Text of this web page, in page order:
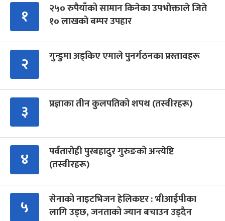
१
२५० रुपैयाँको सामान किनेका उपभोक्ताले जिते
१० लाखको बम्पर उपहार
२ गुन्डुमा अड्किए एमाले पुनर्गठनका प्रस्तावहरू
३ प्रज्ञाका तीन कुलपतिको शपथ (तस्वीरहरू)
४
पर्वतारोही पुरबहादुर गुरुङको अन्त्येष्टि
(तस्वीरहरू)
५
सेनाको नाइटभिजन हेलिकप्टर : भीआईपीका
लागि उड्छ, जनताको ज्यान बचाउन उड्दैन